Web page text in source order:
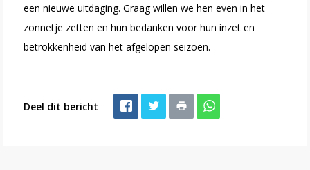
een nieuwe uitdaging. Graag willen we hen even in het
zonnetje zetten en hun bedanken voor hun inzet en
betrokkenheid van het afgelopen seizoen.
Deel dit bericht